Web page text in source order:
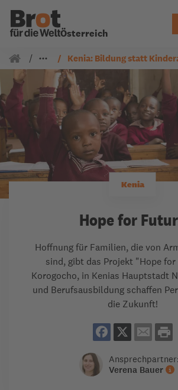
Österreich
Unsere Arbeit
Kenia: Bildung statt
Kenia
Hope for
Hoffnung für Familien, die von
sind, gibt das Projekt "Hope
Korogocho, in Kenias Hauptstadt
und Berufsausbildung schaffen
die Zukunft!
Verena Bauer